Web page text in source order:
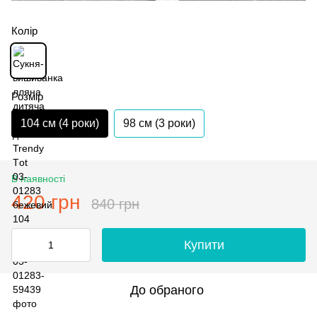
Колір
Розмір
104 см (4 роки) 98 см (3 роки)
В наявності
420 грн 840 грн
Купити
До обраного